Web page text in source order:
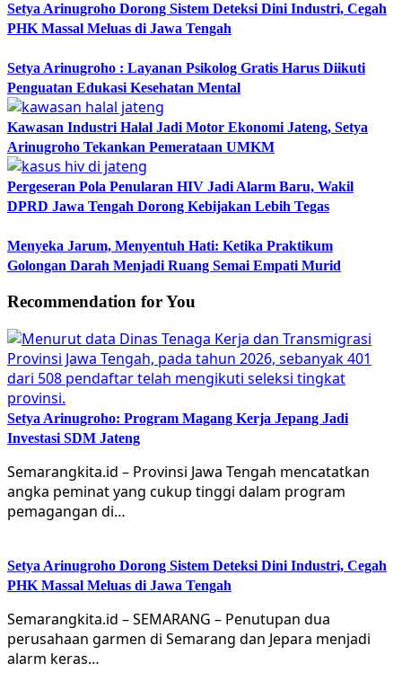
Setya Arinugroho Dorong Sistem Deteksi Dini Industri, Cegah
PHK Massal Meluas di Jawa Tengah
Setya Arinugroho : Layanan Psikolog Gratis Harus Diikuti
Penguatan Edukasi Kesehatan Mental
Kawasan Industri Halal Jadi Motor Ekonomi Jateng, Setya
Arinugroho Tekankan Pemerataan UMKM
Pergeseran Pola Penularan HIV Jadi Alarm Baru, Wakil
DPRD Jawa Tengah Dorong Kebijakan Lebih Tegas
Menyeka Jarum, Menyentuh Hati: Ketika Praktikum
Golongan Darah Menjadi Ruang Semai Empati Murid
Recommendation for You
Setya Arinugroho: Program Magang Kerja Jepang Jadi
Investasi SDM Jateng
Semarangkita.id – Provinsi Jawa Tengah mencatatkan
angka peminat yang cukup tinggi dalam program
pemagangan di…
Setya Arinugroho Dorong Sistem Deteksi Dini Industri, Cegah
PHK Massal Meluas di Jawa Tengah
Semarangkita.id – SEMARANG – Penutupan dua
perusahaan garmen di Semarang dan Jepara menjadi
alarm keras…